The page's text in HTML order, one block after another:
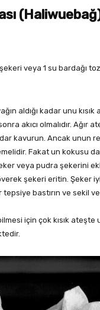
veya 1 su bardağı
aldığı kadar unu
akıcı olmalıdır. Ağır
kavurun. Ancak unun
Fakat un kokusu da
veya pudra şekerini
şekeri eritin. Şeker
tepsiye bastırın ve sekil
için çok kısık ateşte